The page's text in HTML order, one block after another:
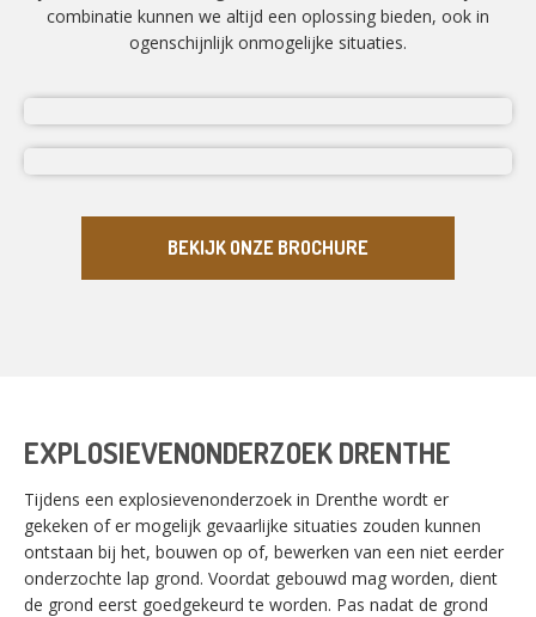
combinatie kunnen we altijd een oplossing bieden, ook in
ogenschijnlijk onmogelijke situaties.
BEKIJK ONZE BROCHURE
EXPLOSIEVENONDERZOEK DRENTHE
Tijdens een explosievenonderzoek in Drenthe wordt er
gekeken of er mogelijk gevaarlijke situaties zouden kunnen
ontstaan bij het, bouwen op of, bewerken van een niet eerder
onderzochte lap grond. Voordat gebouwd mag worden, dient
de grond eerst goedgekeurd te worden. Pas nadat de grond